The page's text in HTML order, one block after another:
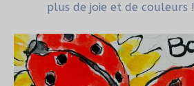
plus de joie et de couleurs !